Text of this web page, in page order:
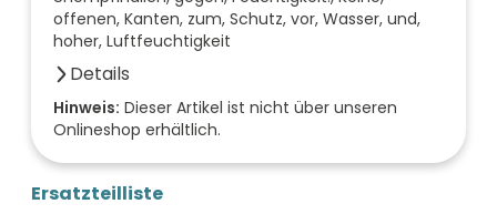
offenen, Kanten, zum, Schutz, vor, Wasser, und,
hoher, Luftfeuchtigkeit
Details
Anzahl der Fächer (Stück)
0
Farbe der Front
Hinweis: Dieser Artikel ist nicht über unseren
Onlineshop erhältlich.
Ersatzteilliste